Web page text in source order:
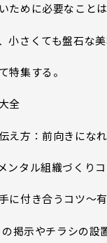
ために必要なことは
小さくても盤石な
特集する。
全
方：前向きにな
ンタル組織づくりコ
付き合うコツ～
掲示やチラシの